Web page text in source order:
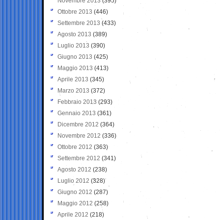
Ottobre 2013 (446)
Settembre 2013 (433)
Agosto 2013 (389)
Luglio 2013 (390)
Giugno 2013 (425)
Maggio 2013 (413)
Aprile 2013 (345)
Marzo 2013 (372)
Febbraio 2013 (293)
Gennaio 2013 (361)
Dicembre 2012 (364)
Novembre 2012 (336)
Ottobre 2012 (363)
Settembre 2012 (341)
Agosto 2012 (238)
Luglio 2012 (328)
Giugno 2012 (287)
Maggio 2012 (258)
Aprile 2012 (218)